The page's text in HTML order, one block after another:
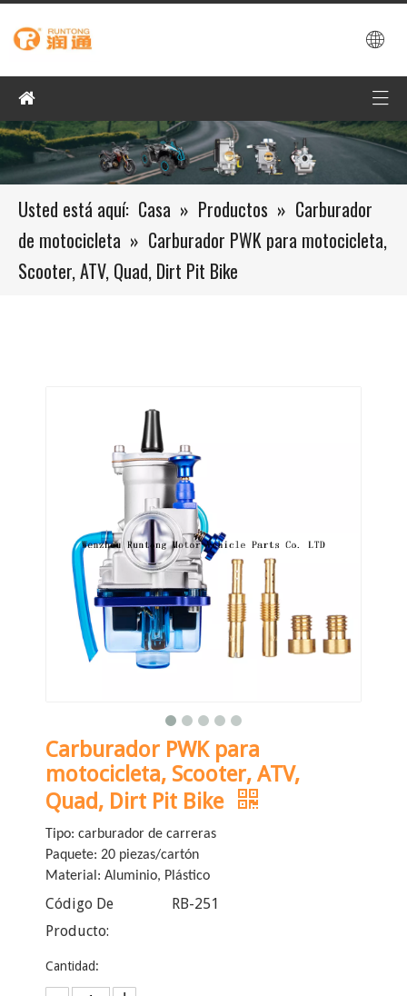
Usted está aquí: Casa » Productos » Carburador
de motocicleta » Carburador PWK para motocicleta,
Scooter, ATV, Quad, Dirt Pit Bike
Carburador PWK para
motocicleta, Scooter, ATV,
Quad, Dirt Pit Bike
Tipo: carburador de carreras
Paquete: 20 piezas/cartón
Material: Aluminio, Plástico
Código De
Producto:
RB-251
Cantidad: